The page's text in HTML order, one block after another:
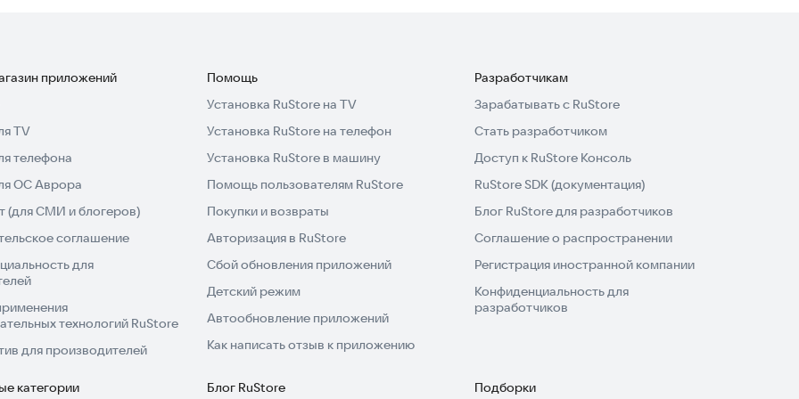
или тянете веревки — напряжение никогда не
лестнице и станьте чемпионом в этой
на практике.
приложений
TV
телефона
ОС Аврора
(для СМИ и блогеров)
соглашение
для
технологий RuStore
для производителей
Помощь
Установка RuStore на TV
Установка RuStore на телефон
Установка RuStore в машину
Помощь пользователям RuStore
Покупки и возвраты
Авторизация в RuStore
Сбой обновления приложений
Детский режим
Автообновление приложений
Как написать отзыв к приложению
Разработчикам
Зарабатывать с RuStore
Стать разработчиком
Доступ к RuStore Консоль
RuStore SDK (документация)
Блог RuStore для разработчиков
Соглашение о распространении
Регистрация иностранной компании
Конфиденциальность для
разработчиков
категории Блог RuStore Подборки